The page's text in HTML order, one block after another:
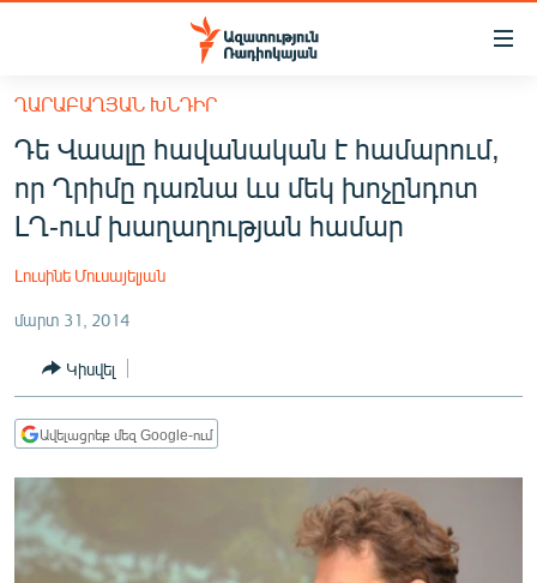
Մատչելիության
հիմնական
բովանդակությանը
Անցնել
հիմնական
մենյուին
ՔԱՂԱՔԱԿԱՆ
ՏՆՏԵՍՈՒԹՅՈՒՆ
ՂԱՐԱԲԱՂ
ՏԱՐԱԾԱՇՐՋԱՆ
ՄԻՋԱԶԳԱՅԻՆ
ՂԱՐԱԲԱՂՅԱՆ ԽՆԴԻՐ
Դե Վաալը հավանական է համարում,
որ Ղրիմը դառնա ևս մեկ խոչընդոտ
ԼՂ-ում խաղաղության համար
Լուսինե Մուսայելյան
մարտ 31, 2014
Կիսվել
Ավելացրեք մեզ Google-ում